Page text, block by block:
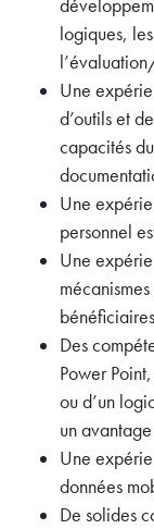
logiques,
Une
d’outils et
capacités
Une
personnel
Une
Des
Power
ou d’un
un
Une
données
De solides